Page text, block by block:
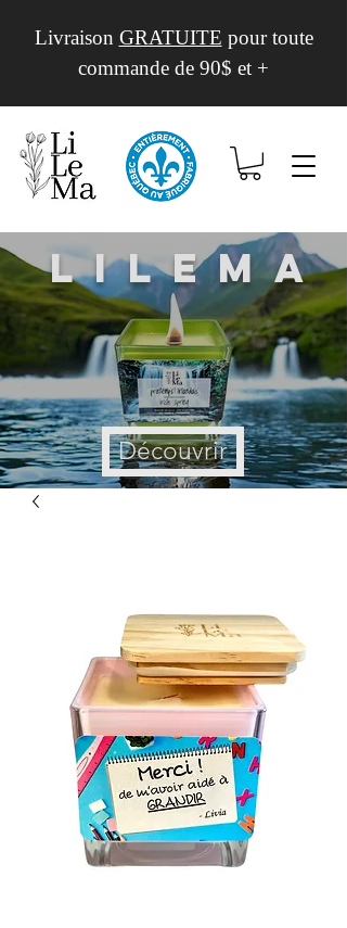
Livraison GRATUITE pour toute
commande de 90$ et +
Lilema
Découvrir